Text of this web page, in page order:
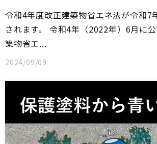
令和4年度改正建築物省エネ法が令和7
されます。 令和4年（2022年）6月に
築物省エ...
2024/09/09